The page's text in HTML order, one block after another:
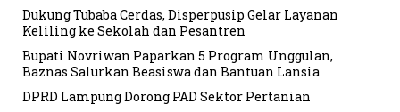
Dukung Tubaba Cerdas, Disperpusip Gelar Layanan
Keliling ke Sekolah dan Pesantren
Bupati Novriwan Paparkan 5 Program Unggulan,
Baznas Salurkan Beasiswa dan Bantuan Lansia
DPRD Lampung Dorong PAD Sektor Pertanian